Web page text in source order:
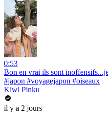
0:53
Bon en vrai ils sont
#japon #voyagejapon #oiseaux
Kiwi Pinku
il y a 2 jours